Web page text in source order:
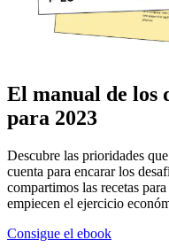
El manual de los
para 2023
Descubre las prioridades
cuenta para encarar los
compartimos las recetas
empiecen el ejercicio
Consigue el ebook